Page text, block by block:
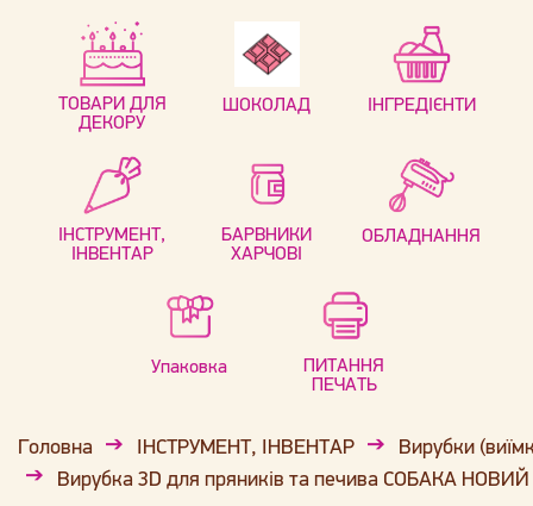
ТОВАРИ ДЛЯ
ДЕКОРУ
ШОКОЛАД ІНГРЕДІЄНТИ
ІНСТРУМЕНТ,
ІНВЕНТАР
БАРВНИКИ
ХАРЧОВІ
ОБЛАДНАННЯ
Упаковка
ПИТАННЯ
ПЕЧАТЬ
Головна ІНСТРУМЕНТ, ІНВЕНТАР
Вирубки
Вирубка 3D для пряників та печива СОБАКА НОВИЙ